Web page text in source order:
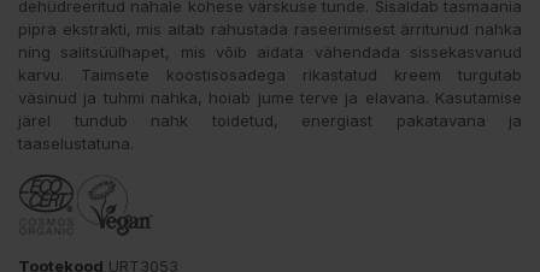
dehüdreeritud nahale kohese värskuse tunde. Sisaldab tasmaania
pipra ekstrakti, mis aitab rahustada raseerimisest ärritunud nahka
ning salitsüülhapet, mis võib aidata vähendada sissekasvanud
karvu. Taimsete koostisosadega rikastatud kreem turgutab
väsinud ja tuhmi nahka, hoiab jume terve ja elavana. Kasutamise
järel tundub nahk toidetud, energiast pakatavana ja
taaselustatuna.
Tootekood URT3053